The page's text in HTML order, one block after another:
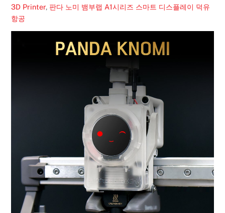
3D Printer, 판다 노미 뱀부랩 A1시리즈 스마트 디스플레이 덕유
항공